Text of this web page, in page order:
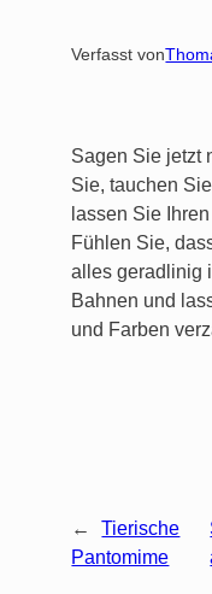
Verfasst von
Sagen Sie jetzt
Sie, tauchen
lassen Sie
Fühlen Sie,
alles geradlinig
Bahnen und
und Farben
←
Tierische
Pantomime